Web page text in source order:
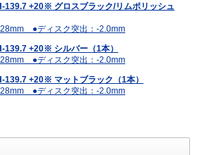
139.7 +20※ グロスブラック/リムポリッシュ
●ディスク突出：-2.0mm
+20※ シルバー（1本）
●ディスク突出：-2.0mm
+20※ マットブラック（1本）
●ディスク突出：-2.0mm